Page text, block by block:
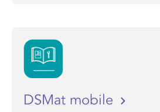
DSMat mobile